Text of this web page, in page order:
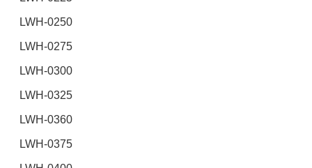
LWH-0250
LWH-0275
LWH-0300
LWH-0325
LWH-0360
LWH-0375